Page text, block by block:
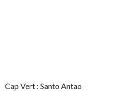
Cap Vert : Santo Antao